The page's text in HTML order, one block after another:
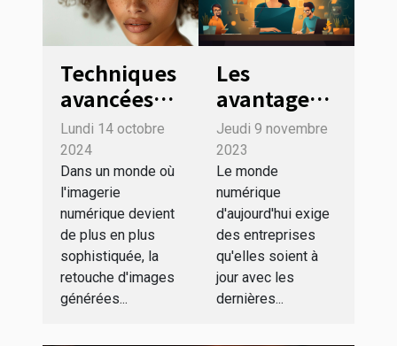
Techniques
avancées
de
retouche
d'images
générées
par
intelligence
artificielle
Lundi 14 octobre
2024
Dans un monde où
l'imagerie
numérique devient
de plus en plus
sophistiquée, la
retouche d'images
générées...
Les
avantages
d'utiliser
ChatGPT
pour votre
service
client
Jeudi 9 novembre
2023
Le monde
numérique
d'aujourd'hui exige
des entreprises
qu'elles soient à
jour avec les
dernières...